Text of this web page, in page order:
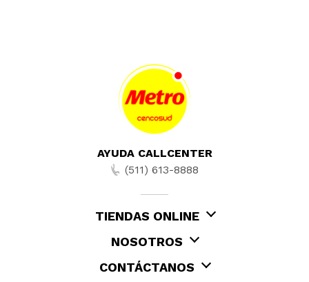
AYUDA CALLCENTER
(511) 613-8888
TIENDAS ONLINE
NOSOTROS
CONTÁCTANOS